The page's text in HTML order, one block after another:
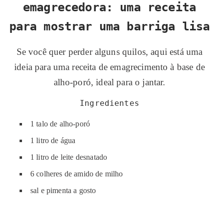
emagrecedora: uma receita
para mostrar uma barriga lisa
Se você quer perder alguns quilos, aqui está uma
ideia para uma receita de emagrecimento à base de
alho-poró, ideal para o jantar.
Ingredientes
1 talo de alho-poró
1 litro de água
1 litro de leite desnatado
6 colheres de amido de milho
sal e pimenta a gosto